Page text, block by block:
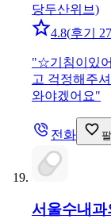
당두산위브)
4.8(후기 27
"☆기침이있
고 걱정해주
와야겠어요"
전화
서울수내과